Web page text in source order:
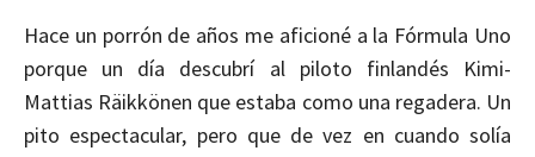
Hace un porrón de años me aficioné a la Fórmula Uno
porque un día descubrí al piloto finlandés Kimi-
Mattias Räikkönen que estaba como una regadera. Un
pito espectacular, pero que de vez en cuando solía